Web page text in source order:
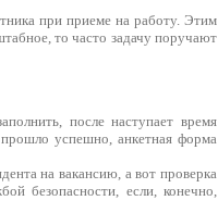
при приеме на работу. Этим
то часто задачу поручают
после наступает время
успешно, анкетная форма
на вакансию, а вот проверка
безопасности, если, конечно,